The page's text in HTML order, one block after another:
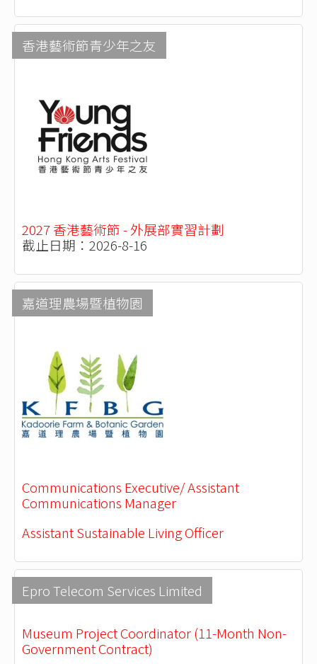
香港藝術節青少年之友
2027 香港藝術節 - 外展部實習計劃
截止日期：2026-8-16
嘉道理農場暨植物園
Communications Executive/ Assistant
Communications Manager
Assistant Sustainable Living Officer
Epro Telecom Services Limited
Museum Project Coordinator (11-Month Non-
Government Contract)